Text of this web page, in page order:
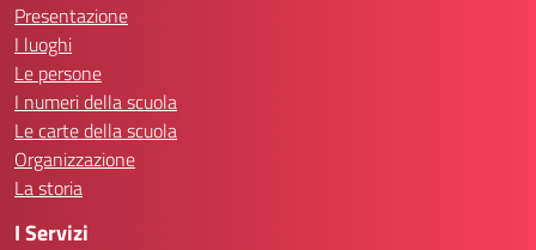
Presentazione
I luoghi
Le persone
I numeri della scuola
Le carte della scuola
Organizzazione
La storia
I Servizi